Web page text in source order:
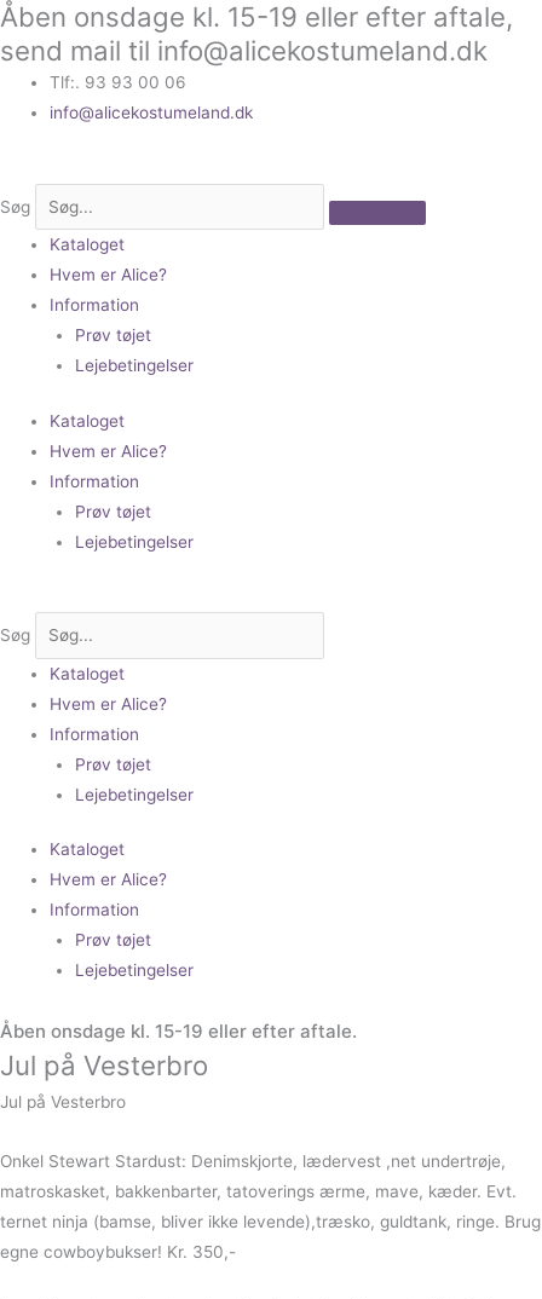
Gå
til
indholdet
Åben onsdage kl. 15-19 eller efter aftale,
send mail til info@alicekostumeland.dk
Tlf:. 93 93 00 06
info@alicekostumeland.dk
Søg
Kataloget
Hvem er Alice?
Information
Prøv tøjet
Lejebetingelser
Kataloget
Hvem er Alice?
Information
Prøv tøjet
Lejebetingelser
Søg
Kataloget
Hvem er Alice?
Information
Prøv tøjet
Lejebetingelser
Kataloget
Hvem er Alice?
Information
Prøv tøjet
Lejebetingelser
Åben onsdage kl. 15-19 eller efter aftale.
Jul på Vesterbro
Jul på Vesterbro
Onkel Stewart Stardust: Denimskjorte, lædervest ,net undertrøje,
matroskasket, bakkenbarter, tatoverings ærme, mave, kæder. Evt.
ternet ninja (bamse, bliver ikke levende),træsko, guldtank, ringe. Brug
egne cowboybukser! Kr. 350,-